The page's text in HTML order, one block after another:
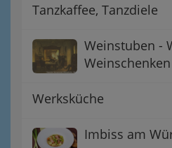
Tanzkaffee, Tanzdiele
Weinstuben -
Werksküche
Imbiss am